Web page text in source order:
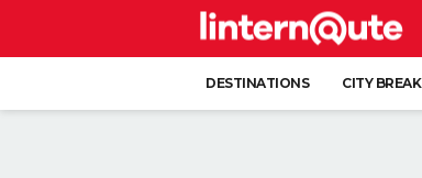
DESTINATIONS CITY BREAK